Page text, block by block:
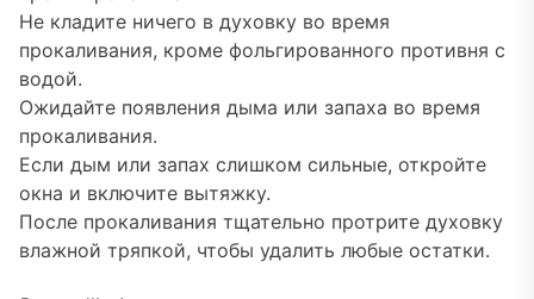
Не кладите ничего в духовку во время
прокаливания, кроме фольгированного противня с
водой.
Ожидайте появления дыма или запаха во время
прокаливания.
Если дым или запах слишком сильные, откройте
окна и включите вытяжку.
После прокаливания тщательно протрите духовку
влажной тряпкой, чтобы удалить любые остатки.